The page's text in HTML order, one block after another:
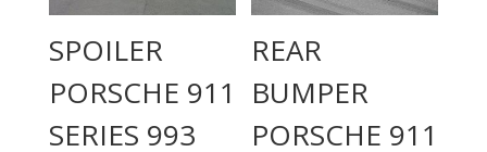
SPOILER
PORSCHE 911
SERIES 993
REAR
BUMPER
PORSCHE 911